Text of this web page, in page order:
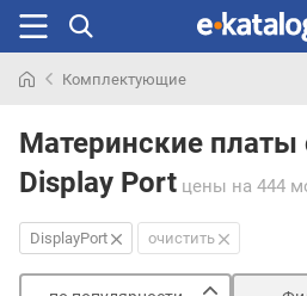
раньше
Комплектующие
Материнские
Display Port цены на 444
DisplayPort очистить